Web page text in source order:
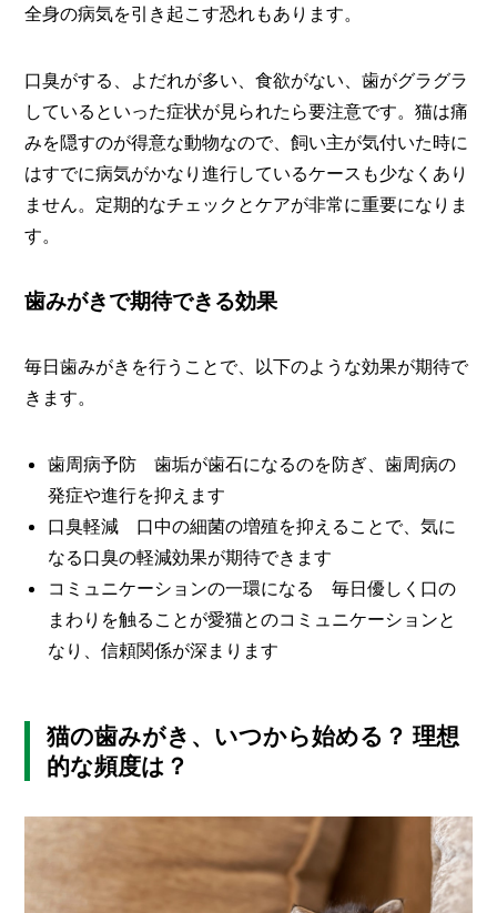
全身の病気を引き起こす恐れもあります。
口臭がする、よだれが多い、食欲がない、歯がグラグラ
しているといった症状が見られたら要注意です。猫は痛
みを隠すのが得意な動物なので、飼い主が気付いた時に
はすでに病気がかなり進行しているケースも少なくあり
ません。定期的なチェックとケアが非常に重要になりま
す。
歯みがきで期待できる効果
毎日歯みがきを行うことで、以下のような効果が期待で
きます。
歯周病予防 歯垢が歯石になるのを防ぎ、歯周病の
発症や進行を抑えます
口臭軽減 口中の細菌の増殖を抑えることで、気に
なる口臭の軽減効果が期待できます
コミュニケーションの一環になる 毎日優しく口の
まわりを触ることが愛猫とのコミュニケーションと
なり、信頼関係が深まります
猫の歯みがき、いつから始める？ 理想
的な頻度は？